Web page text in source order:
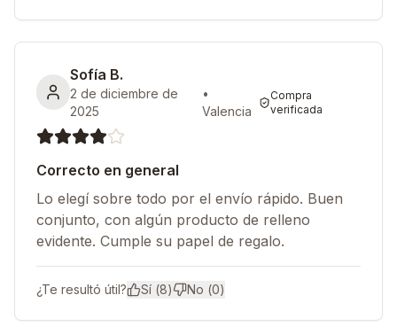
Sofía B.
2 de diciembre de
2025
•
Valencia
Compra
verificada
Correcto en general
Lo elegí sobre todo por el envío rápido. Buen
conjunto, con algún producto de relleno
evidente. Cumple su papel de regalo.
¿Te resultó útil? Sí (8) No (0)